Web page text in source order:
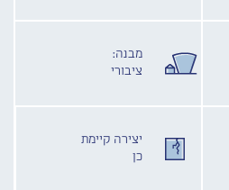
מבנה:
ציבורי
יצירה קיימת
כן